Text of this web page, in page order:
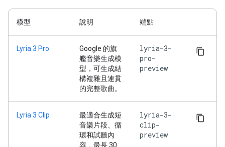
模型 說明 端點
Lyria 3 Pro
Google 的旗
艦音樂生成模
型，可生成結
構複雜且連貫
的完整歌曲。
lyria-3-
pro-
preview
Lyria 3 Clip
最適合生成短
音樂片段、循
環和試聽內
容，最長 30
lyria-3-
clip-
preview